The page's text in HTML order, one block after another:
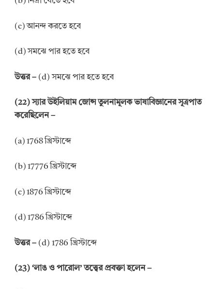
(c) আনন্দ করতে হবে
(d) সমঝে পার হতে হবে
উত্তর – (d) সমঝে পার হতে হবে
(22) স্যার উইলিয়াম জোন্স তুলনামূলক ভাষাবিজ্ঞানের সূত্রপাত
করেছিলেন –
(a) 1768 খ্রিস্টাব্দে
(b) 17776 খ্রিস্টাব্দে
(c) 1876 খ্রিস্টাব্দে
(d) 1786 খ্রিস্টাব্দে
উত্তর – (d) 1786 খ্রিস্টাব্দে
(23) ‘লাঙ ও পারোল’ তত্ত্বের প্রবক্তা হলেন –